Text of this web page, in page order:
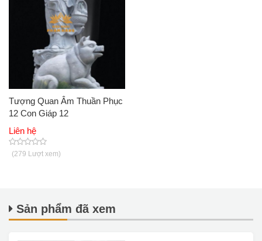
Tượng Quan Âm Thuần Phục
12 Con Giáp 12
Liên hệ
(279 Lượt xem)
Sản phẩm đã xem